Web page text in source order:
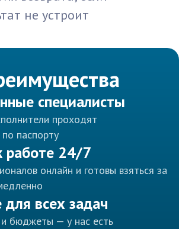
не устроит
специалисты
проходят
паспорту
работе 24/7
онлайн и готовы взяться за
всех задач
бюджеты — у нас есть